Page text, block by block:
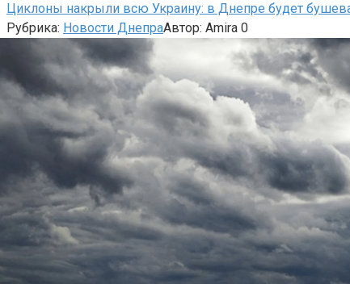
Циклоны накрыли всю Украину: в Днепре будет
Рубрика: Новости ДнепраАвтор: Amira 0